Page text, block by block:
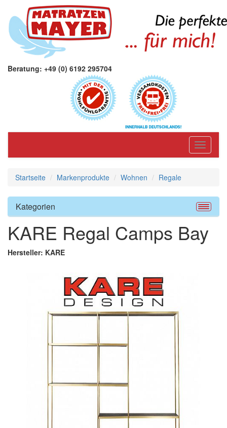
Beratung: +49 (0) 6192 295704
Toggle
Startseite Markenprodukte Wohnen Regale
Kategorien
KARE Regal Camps Bay
Hersteller: KARE